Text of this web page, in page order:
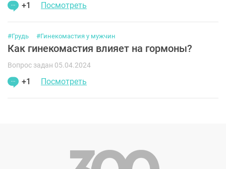
+1 Посмотреть
#Грудь #Гинекомастия у мужчин
Как гинекомастия влияет на гормоны?
Вопрос задан 05.04.2024
+1 Посмотреть